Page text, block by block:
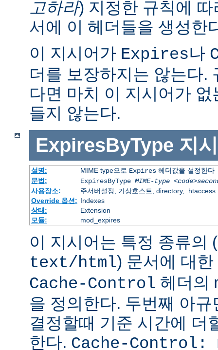
고하라) 지정한 규칙에
서에 이 헤더들을 생성한
이 지시어가 Expires나
더를 보장하지는 않는다.
다면 마치 이 지시어가
들지 않는다.
ExpiresByType 지
설명: MIME type으로 Expires헤더값을 설정한다
문법:
ExpiresByType MIME-type
사용장소:
주서버설정, 가상호스트, directory, .htaccess
Override 옵션: Indexes
상태:
Extension
모듈:
mod_expires
이 지시어는 특정 종류의 (
text/html) 문서에 대한
Cache-Control 헤더의
을 정의한다. 두번째 아
결정할때 기준 시간에 더
한다. Cache-Control: